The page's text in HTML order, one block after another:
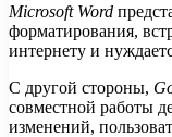
Microsoft Word
форматирования,
интернету и
С другой стороны,
совместной работы
изменений,